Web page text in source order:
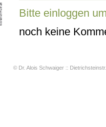
Bitte einloggen
noch keine
© Dr. Alois Schwaiger ::